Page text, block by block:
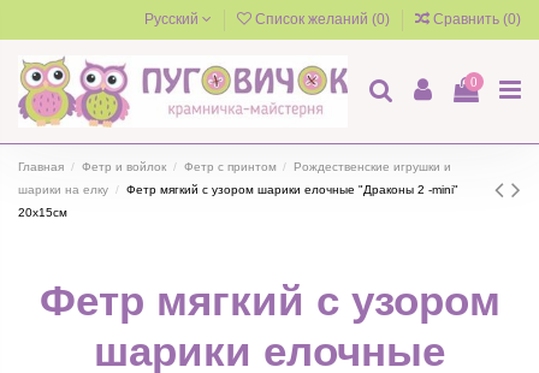
Русский Список желаний (0) Сравнить (0)
0
Главная Фетр и войлок Фетр с принтом
Рождественские игрушки и
шарики на елку
Фетр мягкий с узором шарики елочные "Драконы 2 -mini"
20х15см
Фетр мягкий с узором
шарики елочные